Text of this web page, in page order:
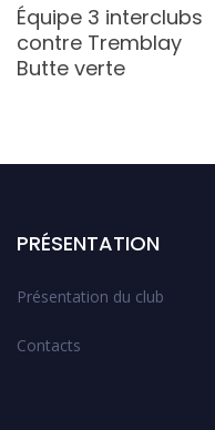
Équipe 3 interclubs
contre Tremblay
Butte verte
PRÉSENTATION
Présentation du club
Contacts